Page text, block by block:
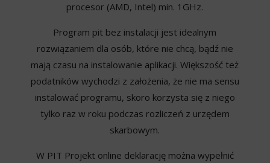
procesor (AMD, Intel) min. 1GHz.
Program pit bez instalacji jest idealnym
rozwiązaniem dla osób, które nie chcą, bądź nie
mają czasu na instalowanie aplikacji. Większość też
podatników wychodzi z założenia, że nie ma sensu
instalować programu, skoro korzysta się z niego
tylko raz w roku podczas rozliczeń z urzędem
skarbowym.
W PIT Projekt online deklarację można wypełnić